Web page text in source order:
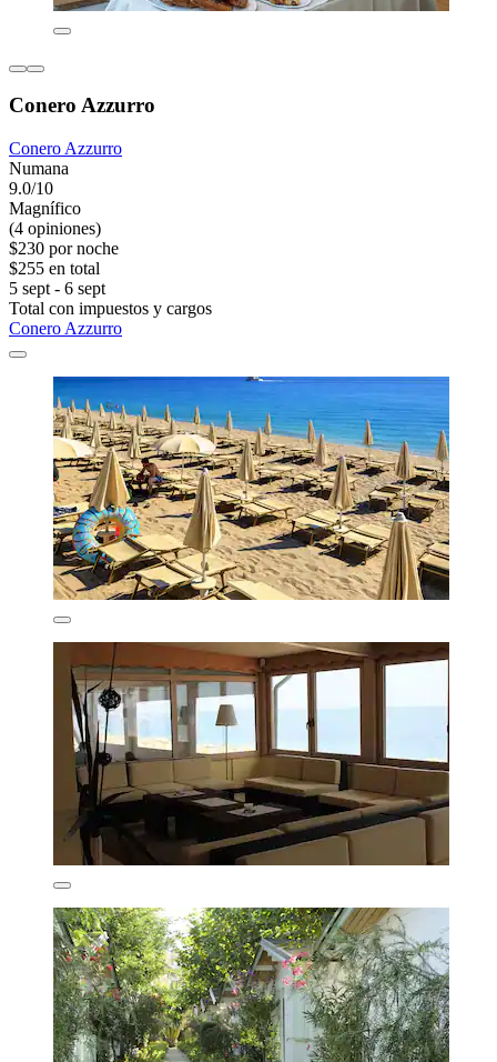
Conero Azzurro
Conero Azzurro
Numana
9.0/10
Magnífico
(4 opiniones)
$230 por noche
$255 en total
5 sept - 6 sept
Total con impuestos y cargos
Conero Azzurro